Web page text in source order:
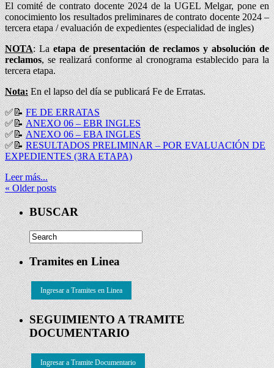
El comité de contrato docente 2024 de la UGEL Melgar, pone en
conocimiento los resultados preliminares de contrato docente 2024 –
tercera etapa / evaluación de expedientes (especialidad de ingles)
NOTA: Laetapa de presentación de reclamos y absolución de
reclamos, se realizará conforme al cronograma establecido para la
tercera etapa.
Nota:En el lapso del día se publicará Fe de Erratas.
✅📝FE DE ERRATAS
✅📝 ANEXO 06 – EBR INGLES
✅📝ANEXO 06 – EBA INGLES
✅📝RESULTADOS PRELIMINAR – POR EVALUACIÓN DE
EXPEDIENTES (3RA ETAPA)
Leer más...
«Older posts
BUSCAR
Tramites en Linea
Ingresar a Tramites en Linea
SEGUIMIENTO A TRAMITE
DOCUMENTARIO
Ingresar a Tramite Documentario